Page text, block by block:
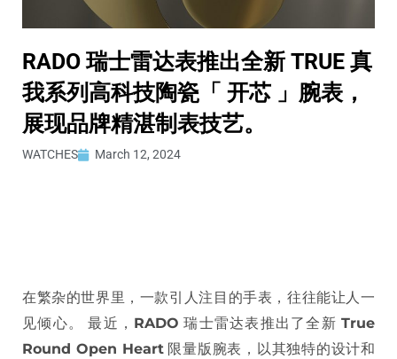
RADO 瑞士雷达表推出全新 TRUE 真
我系列高科技陶瓷「 开芯 」腕表，
展现品牌精湛制表技艺。
WATCHES March 12, 2024
在繁杂的世界里，一款引人注目的手表，往往能让人一
见倾心。 最近， RADO 瑞士雷达表推出了全新 True
Round Open Heart限量版腕表，以其独特的设计和